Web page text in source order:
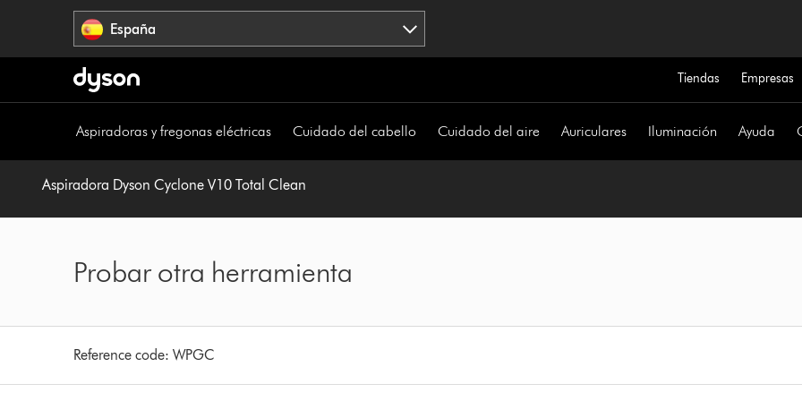
España
Tiendas Empresas
Aspiradoras y fregonas eléctricas Cuidado del cabello Cuidado del aire Auriculares Iluminación Ayuda
Aspiradora Dyson Cyclone V10 Total Clean
Probar otra herramienta
Reference code:WPGC